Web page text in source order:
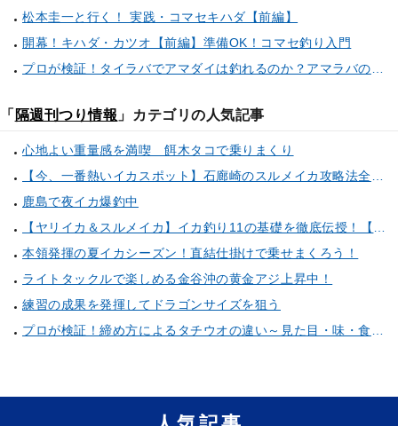
松本圭一と行く！ 実践・コマセキハダ【前編】
開幕！キハダ・カツオ【前編】準備OK！コマセ釣り入門
プロが検証！タイラバでアマダイは釣れるのか？アマラバのタックル・仕掛け・基本釣法も徹底解説！
「 隔週刊つり情報 」カテゴリの人気記事
心地よい重量感を満喫 餌木タコで乗りまくり
【今、一番熱いイカスポット】石廊崎のスルメイカ攻略法全解説！（とび島丸／西伊豆 土肥恋人岬）
鹿島で夜イカ爆釣中
【ヤリイカ＆スルメイカ】イカ釣り11の基礎を徹底伝授！【中編】（喜平治丸／三浦半島剣崎間口港）
本領発揮の夏イカシーズン！直結仕掛けで乗せまくろう！
ライトタックルで楽しめる金谷沖の黄金アジ上昇中！
練習の成果を発揮してドラゴンサイズを狙う
プロが検証！締め方によるタチウオの違い～見た目・味・食感・生臭さを徹底的に分析します～